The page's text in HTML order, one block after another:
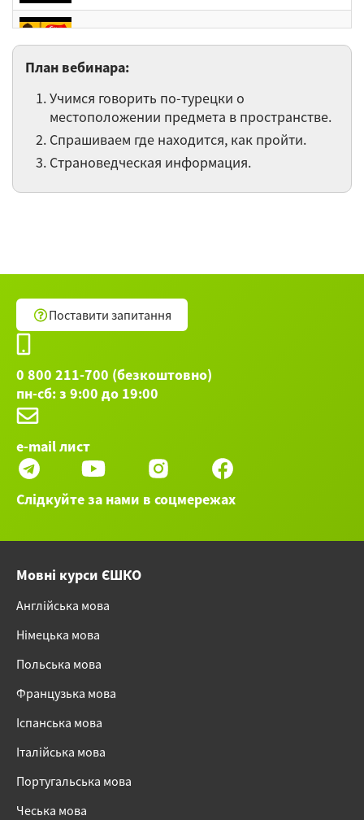
Учимся приветствовать друг друга по-
Управление глаголов в турецком языке
Деепричастные конструкции на -ıp/-
madan/-arak. Спорт и здоровье
язык ►
План вебинара:
Учимся говорить по-турецки о
местоположении предмета в пространстве.
Спрашиваем где находится, как пройти.
Страноведческая информация.
Поставити запитання
0 800 211-700 (безкоштовно)
пн-сб: з 9:00 до 19:00
e-mail лист
Слідкуйте за нами в соцмережах
Мовні курси ЄШКО
Англійська мова
Німецька мова
Польська мова
Французька мова
Іспанська мова
Італійська мова
Португальська мова
Чеська мова